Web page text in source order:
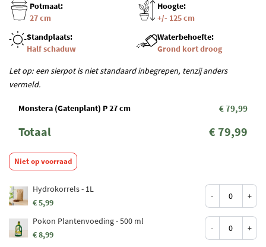
Potmaat:
27 cm
Hoogte:
+/- 125 cm
Standplaats:
Half schaduw
Waterbehoefte:
Grond kort droog
Let op: een sierpot is niet standaard inbegrepen, tenzij anders
vermeld.
Monstera (Gatenplant) P 27 cm € 79,99
Totaal € 79,99
Niet op voorraad
Hydrokorrels - 1L
€ 5,99
- +
Pokon Plantenvoeding - 500 ml
€ 8,99
- +